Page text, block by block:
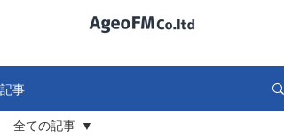
記事
全ての記事